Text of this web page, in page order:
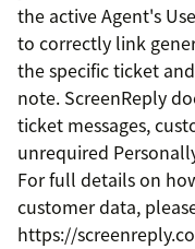
the active Agent's
to correctly link
the specific ticket
note. ScreenReply
ticket messages,
unrequired
For full details on
customer data,
https://